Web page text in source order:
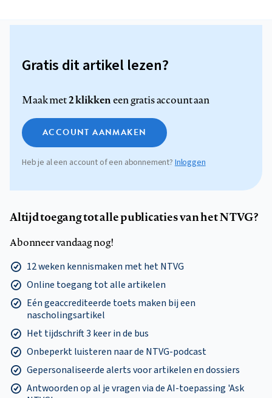
Gratis dit artikel lezen?
Maak met2 klikkeneen gratis account aan
ACCOUNT AANMAKEN
Heb je al een account of een abonnement? Inloggen
Altijd toegang tot alle publicaties van het NTVG?
Abonneer vandaag nog!
12 weken kennismaken met het NTVG
Online toegang tot alle artikelen
Eén geaccrediteerde toets maken bij een
nascholingsartikel
Het tijdschrift 3 keer in de bus
Onbeperkt luisteren naar de NTVG-podcast
Gepersonaliseerde alerts voor artikelen en dossiers
Antwoorden op al je vragen via de AI-toepassing 'Ask